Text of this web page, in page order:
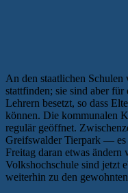
An den staatlichen
stattfinden; sie sind aber
Lehrern besetzt, so dass
können. Die kommunalen
regulär geöffnet.
Greifswalder Tierpark — es
Freitag daran etwas
Volkshochschule sind jetzt
weiterhin zu den